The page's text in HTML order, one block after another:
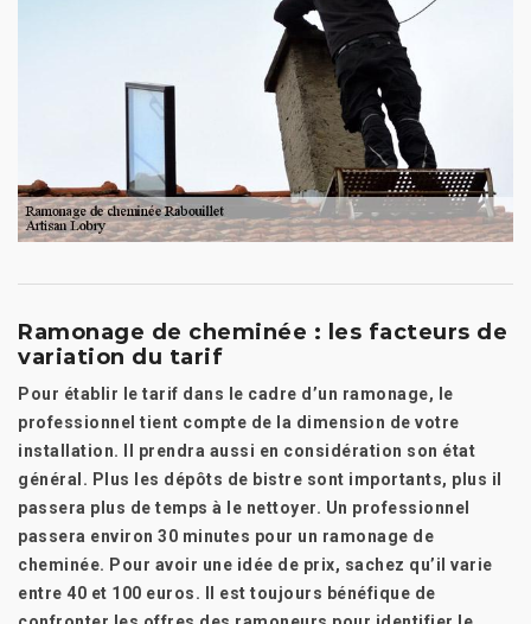
Ramonage de cheminée : les facteurs de
variation du tarif
Pour établir le tarif dans le cadre d’un ramonage, le
professionnel tient compte de la dimension de votre
installation. Il prendra aussi en considération son état
général. Plus les dépôts de bistre sont importants, plus il
passera plus de temps à le nettoyer. Un professionnel
passera environ 30 minutes pour un ramonage de
cheminée. Pour avoir une idée de prix, sachez qu’il varie
entre 40 et 100 euros. Il est toujours bénéfique de